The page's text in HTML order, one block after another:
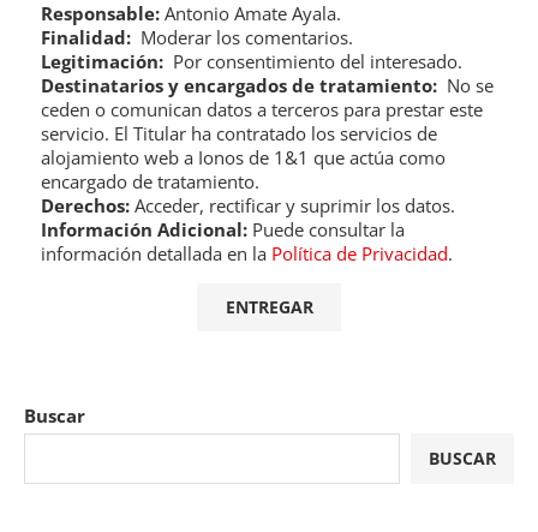
Responsable: Antonio Amate Ayala.
Finalidad: Moderar los comentarios.
Legitimación: Por consentimiento del interesado.
Destinatarios y encargados de tratamiento: No se
ceden o comunican datos a terceros para prestar este
servicio. El Titular ha contratado los servicios de
alojamiento web a Ionos de 1&1 que actúa como
encargado de tratamiento.
Derechos: Acceder, rectificar y suprimir los datos.
Información Adicional: Puede consultar la
información detallada en la Política de Privacidad.
Buscar
BUSCAR